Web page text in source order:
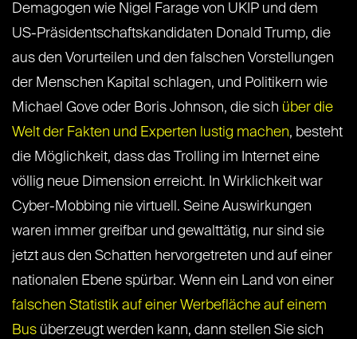
Demagogen wie Nigel Farage von UKIP und dem
US-Präsidentschaftskandidaten Donald Trump, die
aus den Vorurteilen und den falschen Vorstellungen
der Menschen Kapital schlagen, und Politikern wie
Michael Gove oder Boris Johnson, die sich über die
Welt der Fakten und Experten lustig machen, besteht
die Möglichkeit, dass das Trolling im Internet eine
völlig neue Dimension erreicht. In Wirklichkeit war
Cyber-Mobbing nie virtuell. Seine Auswirkungen
waren immer greifbar und gewalttätig, nur sind sie
jetzt aus den Schatten hervorgetreten und auf einer
nationalen Ebene spürbar. Wenn ein Land von einer
falschen Statistik auf einer Werbefläche auf einem
Bus überzeugt werden kann, dann stellen Sie sich